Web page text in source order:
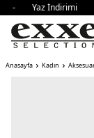
- Yaz
Anasayfa Kadın